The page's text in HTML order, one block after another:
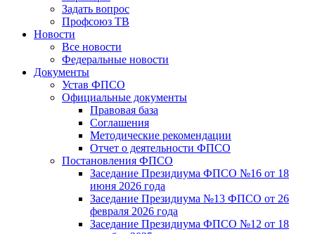
Задать вопрос
Профсоюз ТВ
Новости
Все новости
Федеральные новости
Документы
Устав ФПСО
Официальные документы
Правовая база
Соглашения
Методические рекомендации
Отчет о деятельности ФПСО
Постановления ФПСО
Заседание Президиума ФПСО №16 от 18
июня 2026 года
Заседание Президиума №13 ФПСО от 26
февраля 2026 года
Заседание Президиума ФПСО №12 от 18